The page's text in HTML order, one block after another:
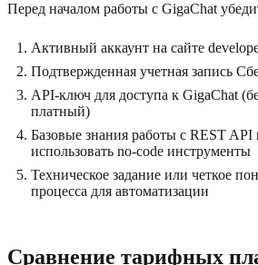
Перед началом работы с GigaChat
Активный аккаунт на сайте
Подтвержденная учетная запись
API-ключ для доступа к GigaChat
платный)
Базовые знания работы с REST API
использовать no-code инструменты
Техническое задание или четкое
процесса для автоматизации
Сравнение тарифных